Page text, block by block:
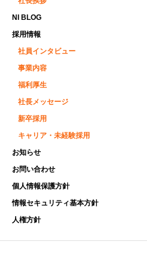
NI BLOG
採用情報
社員インタビュー
事業内容
福利厚生
社長メッセージ
新卒採用
キャリア・未経験採用
お知らせ
お問い合わせ
個人情報保護方針
情報セキュリティ基本方針
人権方針